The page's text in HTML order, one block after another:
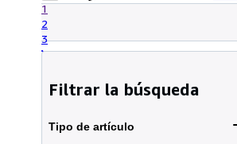
1
2
3
Filtrar la búsqueda
Tipo de artículo